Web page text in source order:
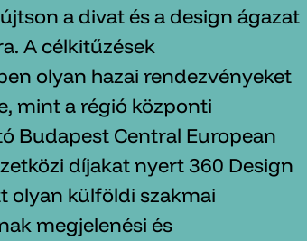
a divat és a design ágazat
A célkitűzések
olyan hazai rendezvényeket
mint a régió központi
Budapest Central European
díjakat nyert 360 Design
olyan külföldi szakmai
megjelenési és